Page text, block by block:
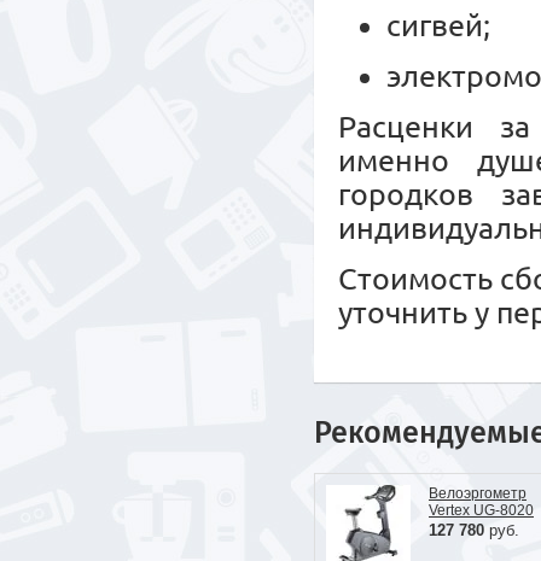
сигвей;
Расценки
именно
городков
Стоимость
уточнить у
Велоэргометр
Vertex UG-8020
127 780 руб.